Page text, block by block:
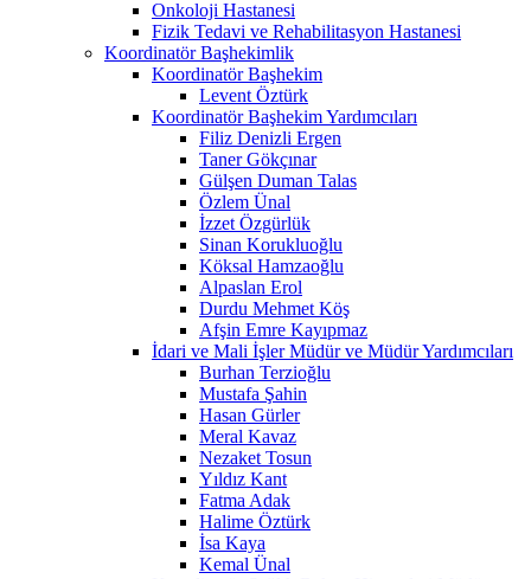
Onkoloji Hastanesi
Fizik Tedavi ve Rehabilitasyon Hastanesi
Koordinatör Başhekimlik
Koordinatör Başhekim
Levent Öztürk
Koordinatör Başhekim Yardımcıları
Filiz Denizli Ergen
Taner Gökçınar
Gülşen Duman Talas
Özlem Ünal
İzzet Özgürlük
Sinan Korukluoğlu
Köksal Hamzaoğlu
Alpaslan Erol
Durdu Mehmet Köş
Afşin Emre Kayıpmaz
İdari ve Mali İşler Müdür ve Müdür Yardımcıları
Burhan Terzioğlu
Mustafa Şahin
Hasan Gürler
Meral Kavaz
Nezaket Tosun
Yıldız Kant
Fatma Adak
Halime Öztürk
İsa Kaya
Kemal Ünal